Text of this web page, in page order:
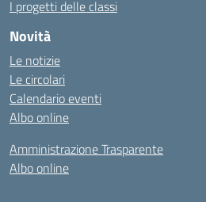
I progetti delle classi
Novità
Le notizie
Le circolari
Calendario eventi
Albo online
Amministrazione Trasparente
Albo online